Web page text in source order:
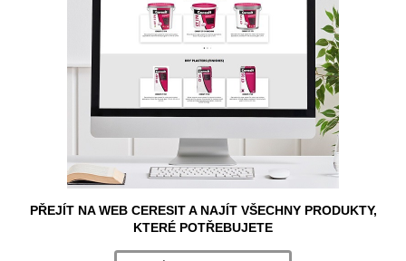
PŘEJÍT NA WEB CERESIT A NAJÍT VŠECHNY PRODUKTY,
KTERÉ POTŘEBUJETE